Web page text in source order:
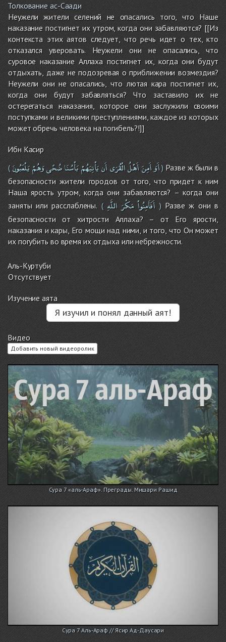
Толкование ас-Саади
Неужели жители селений не опасались того, что Наше
наказание постигнет их утром, когда они забавляются? [[Из
контекста этих аятов следует, что речь идет о тех, кто
отказался уверовать. Неужели они не опасались, что
суровое наказание Аллаха постигнет их, когда они будут
отдыхать, даже не подозревая о приближении возмездия?
Неужели они не опасались, что лютая кара постигнет их,
когда они будут забавляться? Что заставило их не
остерегаться наказания, которое они заслужили своими
поступками и великими преступлениями, каждое из которых
может обречь человека на погибель?!]]
Ибн Касир
( أَوَأَمِنَأَهْلُالْقُرَىأَنيَأْتِيَهُمْبَأْسُنَاضُحًىوَهُمْيَلْعَبُونَ ) Разве ж были в
безопасности жители городов от того, что придет к ним
Наша ярость утром, когда они забавляются? – когда они
заняты или расслаблены. ( أَفَأَمِنُواْ مَكْرَ اللَّهِ )Разве ж они в
безопасности от хитрости Аллаха? – от Его ярости,
наказания и кары, Его мощи над ними, и того, что Он может
их погубить во время их отдыха или небрежности.
Аль-Куртуби
Отсутствует
Изучение аята
Я изучил и понял данный аят!
Видео
Добавить новый видеоролик
Сура 7 «аль-Араф». Преграды. Мишари Рашид
Сура 7 Аль-Араф // Ясир Ад-Даусари